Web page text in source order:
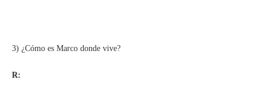
3) ¿Cómo es Marco donde vive?
R: